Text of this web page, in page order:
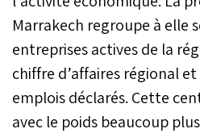
Marrakech regroupe à elle
entreprises actives de la
chiffre d’affaires régional
emplois déclarés. Cette
avec le poids beaucoup